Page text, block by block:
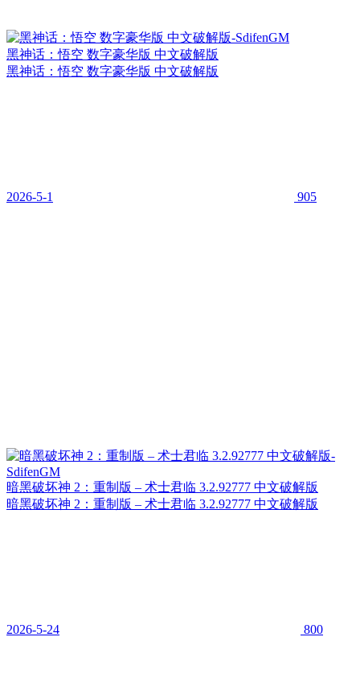
黑神话：悟空 数字豪华版 中文破解版
黑神话：悟空 数字豪华版 中文破解版
2026-5-1 905
暗黑破坏神 2：重制版 – 术士君临 3.2.92777 中文破解版
暗黑破坏神 2：重制版 – 术士君临 3.2.92777 中文破解版
2026-5-24 800